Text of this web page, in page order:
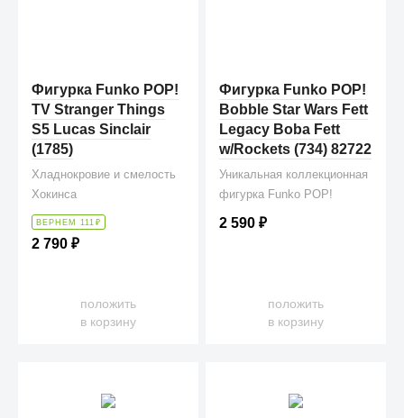
Фигурка Funko POP!
TV Stranger Things
S5 Lucas Sinclair
(1785)
Хладнокровие и смелость
Хокинса
ВЕРНЕМ 111 ₽
2 790₽
положить
в корзину
Фигурка Funko POP!
Bobble Star Wars Fett
Legacy Boba Fett
w/Rockets (734) 82722
Уникальная коллекционная
фигурка Funko POP!
2 590₽
положить
в корзину